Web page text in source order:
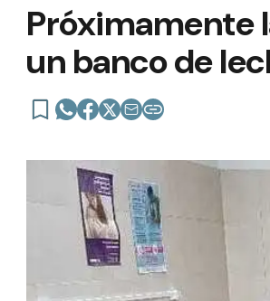
Próximamente
un banco de